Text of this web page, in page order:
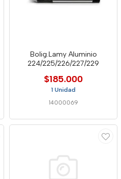
Bolig.Lamy Aluminio
224/225/226/227/229
$185.000
1 Unidad
14000069